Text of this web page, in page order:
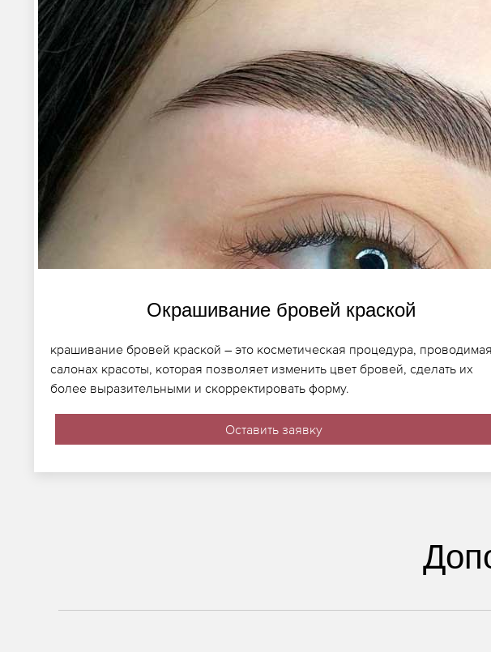
Окрашивание бровей краской
крашивание бровей краской – это косметическая процедура,
салонах красоты, которая позволяет изменить цвет бровей, сделать их
более выразительными и скорректировать форму.
Оставить заявку